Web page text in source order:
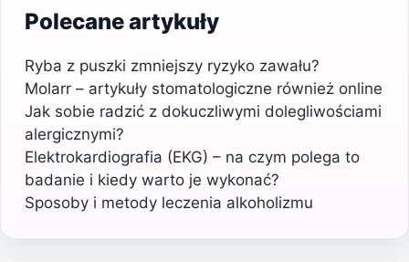
Polecane artykuły
Ryba z puszki zmniejszy ryzyko zawału?
Molarr – artykuły stomatologiczne również online
Jak sobie radzić z dokuczliwymi dolegliwościami
alergicznymi?
Elektrokardiografia (EKG) – na czym polega to
badanie i kiedy warto je wykonać?
Sposoby i metody leczenia alkoholizmu